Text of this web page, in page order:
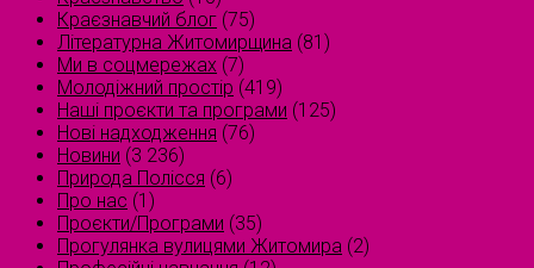
Краєзнавчий блог (75)
Літературна Житомирщина (81)
Ми в соцмережах (7)
Молодіжний простір (419)
Наші проєкти та програми (125)
Нові надходження (76)
Новини (3 236)
Природа Полісся (6)
Про нас (1)
Проєкти/Програми (35)
Прогулянка вулицями Житомира (2)